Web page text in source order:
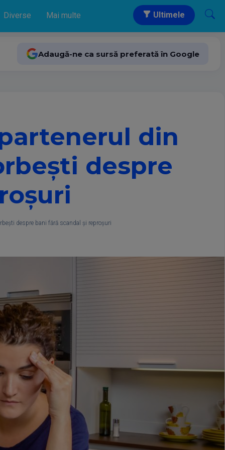
Diverse Mai multe Ultimele
Adaugă-ne ca sursă preferată în Google
din
despre
despre bani fără scandal și reproșuri